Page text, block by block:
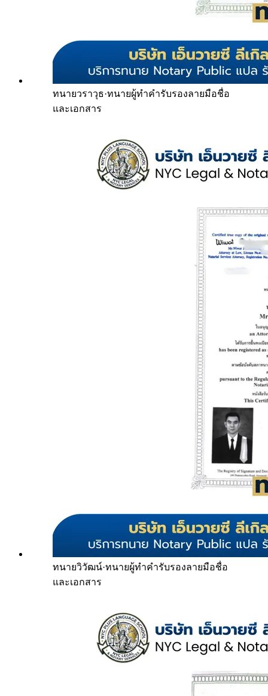
ทนายวราวุธ·ทนายผู้ทำคำรับรองลายมือชื่อ
และเอกสาร
ทนายวิวัฒน์·ทนายผู้ทำคำรับรองลายมือชื่อ
และเอกสาร